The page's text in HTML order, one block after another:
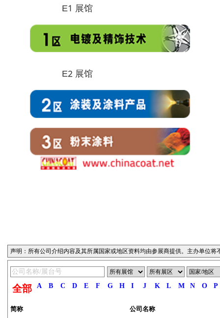
E1 展馆
E2 展馆